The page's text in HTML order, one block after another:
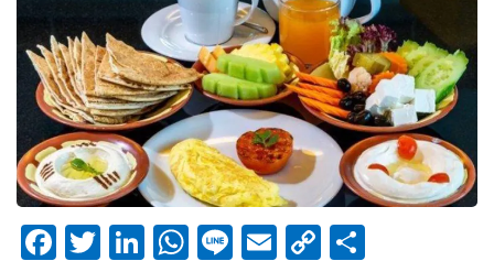
Facebook
TwitterLinkedIn
WhatsApp
LineEmailCopy